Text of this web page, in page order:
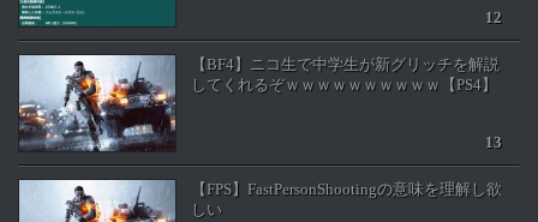
【BF4】ニコ生で中学生が新グリッチを解説
してくれるぞｗｗｗｗｗｗｗｗｗｗ【PS4】
【FPS】FastPersonShootingの意味を理解し欲
しい